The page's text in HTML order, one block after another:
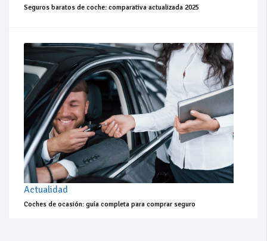
Seguros baratos de coche: comparativa actualizada 2025
Actualidad
Coches de ocasión: guía completa para comprar seguro